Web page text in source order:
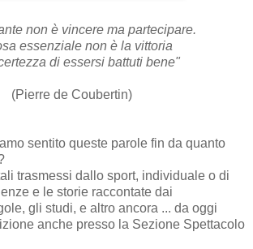
non è vincere ma partecipare.
essenziale non è la vittoria
di essersi battuti bene"
(Pierre de Coubertin)
sentito queste parole fin da quanto
trasmessi dallo sport, individuale o di
e le storie raccontate dai
gli studi, e altro ancora ... da oggi
anche presso la Sezione Spettacolo